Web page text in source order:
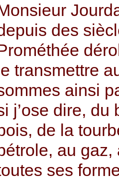
des
le transmettre
ainsi
j’ose dire, du
de la
au
ses